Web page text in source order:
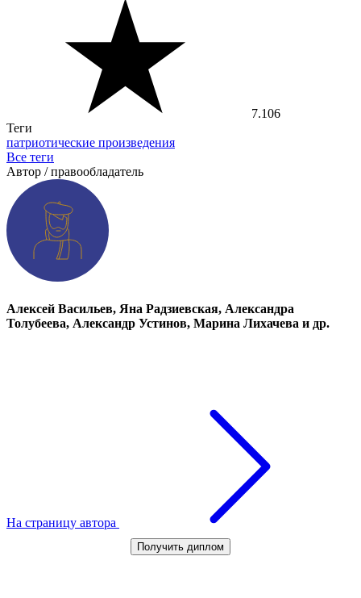
7.106
Теги
патриотические произведения
Все теги
Автор / правообладатель
Алексей Васильев, Яна Радзиевская, Александра
Толубеева, Александр Устинов, Марина Лихачева и др.
На страницу автора
Получить диплом